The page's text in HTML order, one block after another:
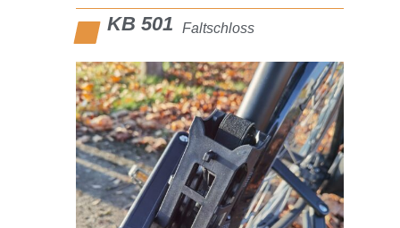
KB 501 Faltschloss